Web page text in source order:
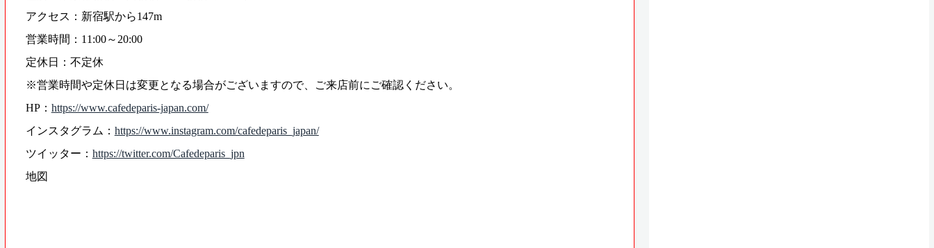
アクセス：新宿駅から147m
営業時間：11:00～20:00
定休日：不定休
※営業時間や定休日は変更となる場合がございますので、ご来店前にご確認ください。
HP： https://www.cafedeparis-japan.com/
インスタグラム： https://www.instagram.com/cafedeparis_japan/
ツイッター： https://twitter.com/Cafedeparis_jpn
地図